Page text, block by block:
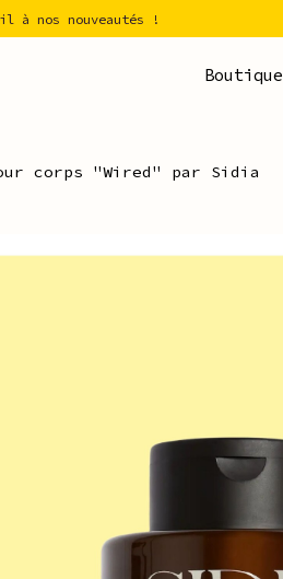
à nos nouveautés !
Boutique
corps "Wired" par Sidia